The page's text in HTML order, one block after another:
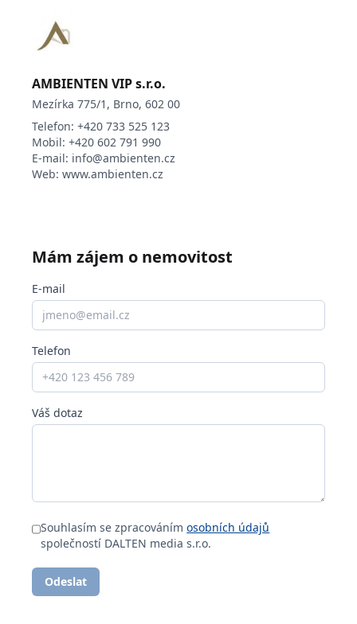
možnost garážového stání přímo v objektu za
příplatek
Samozřejmostí je vysokorychlostní WiFi
připojení, profesionální správa objektu a
efektivní komunikace prostřednictvím
moderního ticket systému.
Ulice Královopolská patří mezi klíčové dopravní
Technologického parku a kompletní občanské
AMBIENTEN VIP s.r.o.
Mezírka 775/1, Brno, 602 00
Telefon: +420 733 525 123
Mobil: +420 602 791 990
E-mail: info@ambienten.cz
Web: www.ambienten.cz
Mám zájem o nemovitost
E-mail
Telefon
Váš dotaz
Souhlasím se zpracovánímosobních údajů
společností DALTEN media s.r.o.
Odeslat